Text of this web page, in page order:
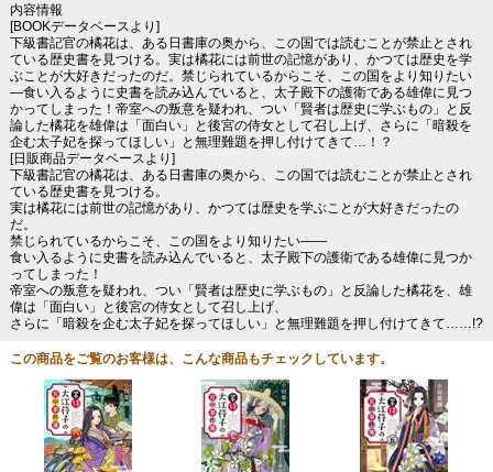
内容情報
[BOOKデータベースより]
下級書記官の橘花は、ある日書庫の奥から、この国では読むことが禁止とされ
ている歴史書を見つける。実は橘花には前世の記憶があり、かつては歴史を学
ぶことが大好きだったのだ。禁じられているからこそ、この国をより知りたい
―食い入るように史書を読み込んでいると、太子殿下の護衛である雄偉に見つ
かってしまった！帝室への叛意を疑われ、つい「賢者は歴史に学ぶもの」と反
論した橘花を雄偉は「面白い」と後宮の侍女として召し上げ、さらに「暗殺を
企む太子妃を探ってほしい」と無理難題を押し付けてきて…！？
[日販商品データベースより]
下級書記官の橘花は、ある日書庫の奥から、この国では読むことが禁止とされ
ている歴史書を見つける。
実は橘花には前世の記憶があり、かつては歴史を学ぶことが大好きだったの
だ。
禁じられているからこそ、この国をより知りたい――
食い入るように史書を読み込んでいると、太子殿下の護衛である雄偉に見つか
ってしまった！
帝室への叛意を疑われ、つい「賢者は歴史に学ぶもの」と反論した橘花を、雄
偉は「面白い」と後宮の侍女として召し上げ、
さらに「暗殺を企む太子妃を探ってほしい」と無理難題を押し付けてきて……!?
この商品をご覧のお客様は、こんな商品もチェックしています。